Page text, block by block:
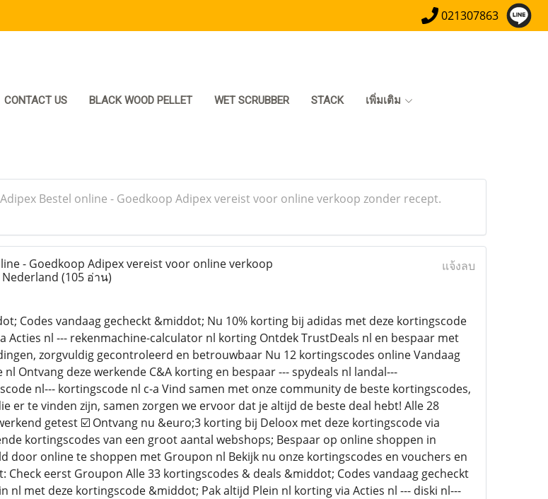
021307863
CONTACT US BLACK WOOD PELLET WET SCRUBBER STACK เพิ่มเติม
Bestel online - Goedkoop Adipex vereist voor online verkoop zonder recept.
- Goedkoop Adipex vereist voor online verkoop
(105 อ่าน)
แจ้งลบ
Codes vandaag gecheckt &middot; Nu 10% korting bij adidas met deze kortingscode
Acties nl --- rekenmachine-calculator nl korting Ontdek TrustDeals nl en bespaar met
zorgvuldig gecontroleerd en betrouwbaar Nu 12 kortingscodes online Vandaag
Ontvang deze werkende C&A korting en bespaar --- spydeals nl landal---
nl--- kortingscode nl c-a Vind samen met onze community de beste kortingscodes,
er te vinden zijn, samen zorgen we ervoor dat je altijd de beste deal hebt! Alle 28
getest ☑️ Ontvang nu &euro;3 korting bij Deloox met deze kortingscode via
kortingscodes van een groot aantal webshops; Bespaar op online shoppen in
door online te shoppen met Groupon nl Bekijk nu onze kortingscodes en vouchers en
eerst Groupon Alle 33 kortingscodes & deals &middot; Codes vandaag gecheckt
nl met deze kortingscode &middot; Pak altijd Plein nl korting via Acties nl --- diski nl---